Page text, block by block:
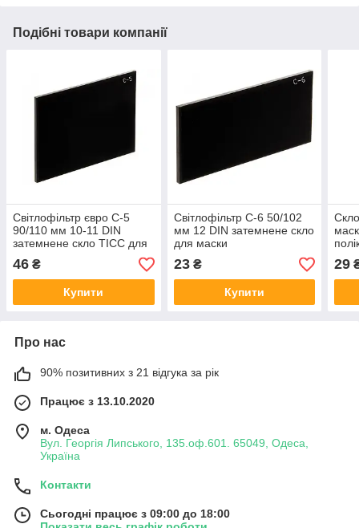
Подібні товари компанії
Світлофільтр євро С-5
90/110 мм 10-11 DIN
затемнене скло ТІСС для
маски
46 ₴
Купити
Світлофільтр С-6 50/102
мм 12 DIN затемнене скло
для маски
23₴
Купити
29
Про нас
90% позитивних з 21 відгука за рік
Працює з 13.10.2020
м. Одеса
Вул. Георгія Липського, 135.оф.601. 65049, Одеса,
Україна
Контакти
Сьогодні працює з 09:00 до 18:00